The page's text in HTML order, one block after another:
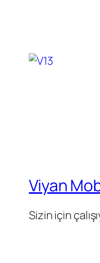
Viyan
Sizin için